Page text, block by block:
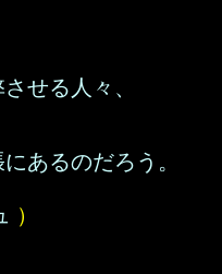
せる人々、
あるのだろう。
）